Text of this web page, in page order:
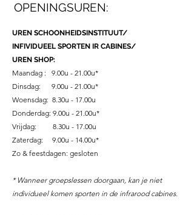
OPENINGSUREN:
UREN SCHOONHEIDSINSTITUUT/
INFIVIDUEEL SPORTEN IR CABINES/
UREN SHOP:
Maandag : 9.00u - 21.00u*
Dinsdag: 9.00u - 21.00u*
Woensdag: 8.30u - 17.00u
Donderdag: 9.00u - 21.00u*
Vrijdag: 8.30u - 17.00u
Zaterdag: 9.00u - 14.00u*
Zo & feestdagen: gesloten
* Wanneer groepslessen doorgaan, kan je niet
individueel komen sporten in de infrarood cabines.